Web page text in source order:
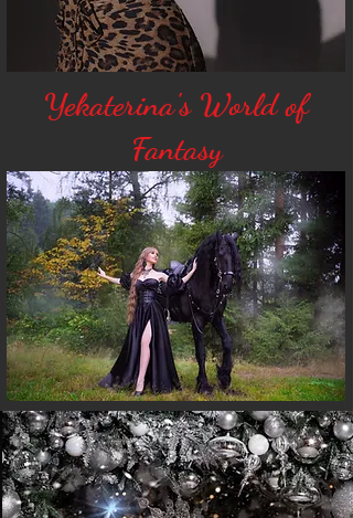
Yekaterina's World of
Fantasy